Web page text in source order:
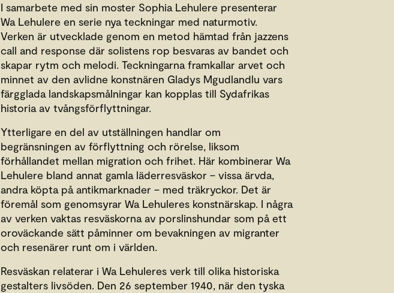
I samarbete med sin moster Sophia Lehulere presenterar
Wa Lehulere en serie nya teckningar med naturmotiv.
Verken är utvecklade genom en metod hämtad från jazzens
call and response där solistens rop besvaras av bandet och
skapar rytm och melodi. Teckningarna framkallar arvet och
minnet av den avlidne konstnären Gladys Mgudlandlu vars
färgglada landskapsmålningar kan kopplas till Sydafrikas
historia av tvångsförflyttningar.
Ytterligare en del av utställningen handlar om
begränsningen av förflyttning och rörelse, liksom
förhållandet mellan migration och frihet. Här kombinerar Wa
Lehulere bland annat gamla läderresväskor – vissa ärvda,
andra köpta på antikmarknader – med träkryckor. Det är
föremål som genomsyrar Wa Lehuleres konstnärskap. I några
av verken vaktas resväskorna av porslinshundar som på ett
oroväckande sätt påminner om bevakningen av migranter
och resenärer runt om i världen.
Resväskan relaterar i Wa Lehuleres verk till olika historiska
gestalters livsöden. Den 26 september 1940, när den tyska